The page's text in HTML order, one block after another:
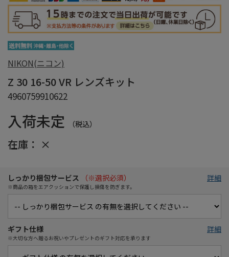
NIKON(ニコン)
Z 30 16-50 VR レンズキット
4960759910622
入荷未定 （税込）
在庫： ×
しっかり梱包サービス （※選択必須）
※商品の箱をエアクッションで保護し損傷を防ぎます。
詳細
ギフト仕様
※大切な方へ贈るお祝いやプレゼントのギフト対応を承ります
詳細